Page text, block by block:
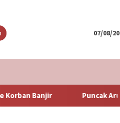
07/08/
Puncak Arus Balik Lebaran 2024